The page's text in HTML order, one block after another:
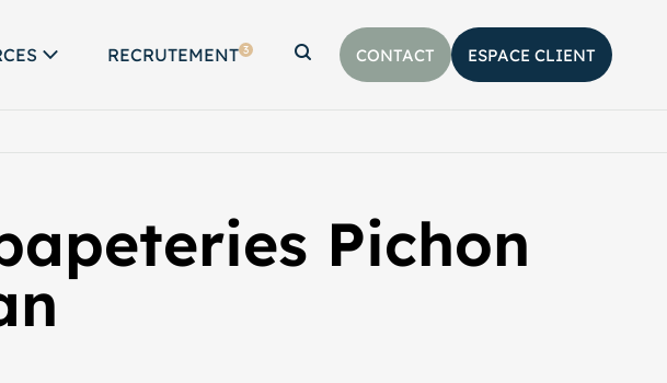
RECRUTEMENT 3
Afficher la barre de recherche
CONTACT ESPACE CLIENT
Pichon